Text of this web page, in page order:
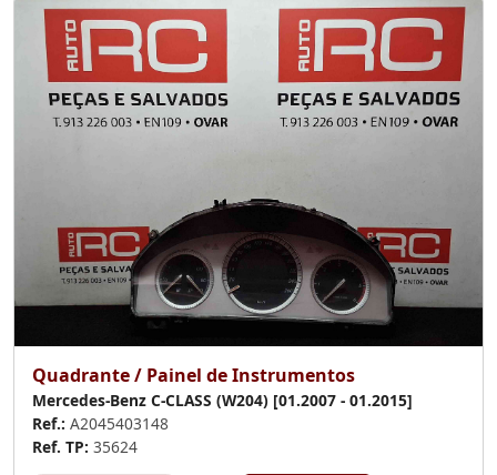
Quadrante / Painel de Instrumentos
Mercedes-Benz C-CLASS (W204) [01.2007 - 01.2015]
Ref.: A2045403148
Ref. TP: 35624